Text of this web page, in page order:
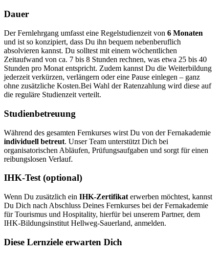
Dauer
Der Fernlehrgang umfasst eine Regelstudienzeit von 6 Monaten
und ist so konzipiert, dass Du ihn bequem nebenberuflich
absolvieren kannst. Du solltest mit einem wöchentlichen
Zeitaufwand von ca. 7 bis 8 Stunden rechnen, was etwa 25 bis 40
Stunden pro Monat entspricht. Zudem kannst Du die Weiterbildung
jederzeit verkürzen, verlängern oder eine Pause einlegen – ganz
ohne zusätzliche Kosten.Bei Wahl der Ratenzahlung wird diese auf
die reguläre Studienzeit verteilt.
Studienbetreuung
Während des gesamten Fernkurses wirst Du von der Fernakademie
individuell betreut. Unser Team unterstützt Dich bei
organisatorischen Abläufen, Prüfungsaufgaben und sorgt für einen
reibungslosen Verlauf.
IHK-Test (optional)
Wenn Du zusätzlich ein IHK-Zertifikat erwerben möchtest, kannst
Du Dich nach Abschluss Deines Fernkurses bei der Fernakademie
für Tourismus und Hospitality, hierfür bei unserem Partner, dem
IHK-Bildungsinstitut Hellweg-Sauerland, anmelden.
Diese Lernziele erwarten Dich